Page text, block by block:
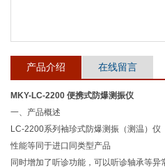
产品介绍 在线留言
MKY-LC-2200 便携式防爆测振仪
一、产品概述
LC-2200系列袖珍式防爆测振（测温）仪
性能等同于进口同类型产品
同时增加了听诊功能，可以听诊轴承等异